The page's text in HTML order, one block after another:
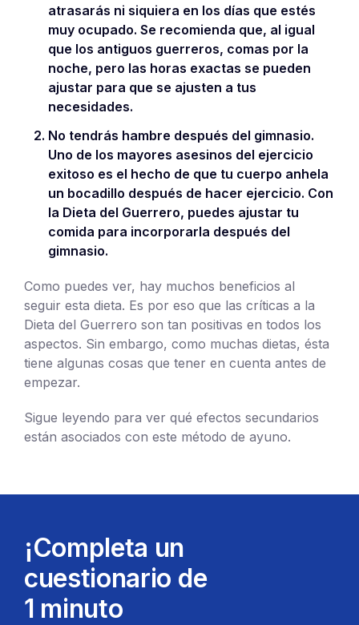
atrasarás ni siquiera en los días que estés
muy ocupado. Se recomienda que, al igual
que los antiguos guerreros, comas por la
noche, pero las horas exactas se pueden
ajustar para que se ajusten a tus
necesidades.
No tendrás hambre después del gimnasio.
Uno de los mayores asesinos del ejercicio
exitoso es el hecho de que tu cuerpo anhela
un bocadillo después de hacer ejercicio. Con
la Dieta del Guerrero, puedes ajustar tu
comida para incorporarla después del
gimnasio.
Como puedes ver, hay muchos beneficios al
seguir esta dieta. Es por eso que las críticas a la
Dieta del Guerrero son tan positivas en todos los
aspectos. Sin embargo, como muchas dietas, ésta
tiene algunas cosas que tener en cuenta antes de
empezar.
Sigue leyendo para ver qué efectos secundarios
están asociados con este método de ayuno.
¡Completa un
cuestionario de
1 minuto